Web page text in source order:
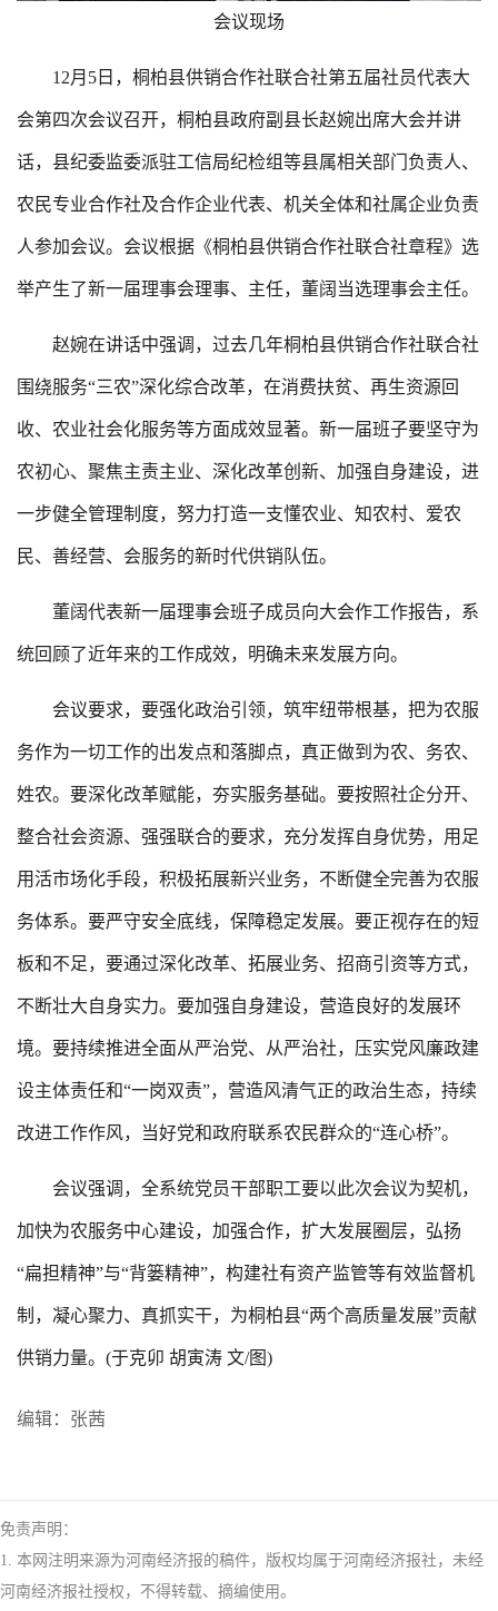
会议现场
12月5日，桐柏县供销合作社联合社第五届社员代表大
会第四次会议召开，桐柏县政府副县长赵婉出席大会并讲
话，县纪委监委派驻工信局纪检组等县属相关部门负责人、
农民专业合作社及合作企业代表、机关全体和社属企业负责
人参加会议。会议根据《桐柏县供销合作社联合社章程》选
举产生了新一届理事会理事、主任，董阔当选理事会主任。
赵婉在讲话中强调，过去几年桐柏县供销合作社联合社
围绕服务“三农”深化综合改革，在消费扶贫、再生资源回
收、农业社会化服务等方面成效显著。新一届班子要坚守为
农初心、聚焦主责主业、深化改革创新、加强自身建设，进
一步健全管理制度，努力打造一支懂农业、知农村、爱农
民、善经营、会服务的新时代供销队伍。
董阔代表新一届理事会班子成员向大会作工作报告，系
统回顾了近年来的工作成效，明确未来发展方向。
会议要求，要强化政治引领，筑牢纽带根基，把为农服
务作为一切工作的出发点和落脚点，真正做到为农、务农、
姓农。要深化改革赋能，夯实服务基础。要按照社企分开、
整合社会资源、强强联合的要求，充分发挥自身优势，用足
用活市场化手段，积极拓展新兴业务，不断健全完善为农服
务体系。要严守安全底线，保障稳定发展。要正视存在的短
板和不足，要通过深化改革、拓展业务、招商引资等方式，
不断壮大自身实力。要加强自身建设，营造良好的发展环
境。要持续推进全面从严治党、从严治社，压实党风廉政建
设主体责任和“一岗双责”，营造风清气正的政治生态，持续
改进工作作风，当好党和政府联系农民群众的“连心桥”。
会议强调，全系统党员干部职工要以此次会议为契机，
加快为农服务中心建设，加强合作，扩大发展圈层，弘扬
“扁担精神”与“背篓精神”，构建社有资产监管等有效监督机
制，凝心聚力、真抓实干，为桐柏县“两个高质量发展”贡献
供销力量。(于克卯 胡寅涛 文/图)
编辑：张茜
免责声明：
1. 本网注明来源为河南经济报的稿件，版权均属于河南经济报社，未经
河南经济报社授权，不得转载、摘编使用。